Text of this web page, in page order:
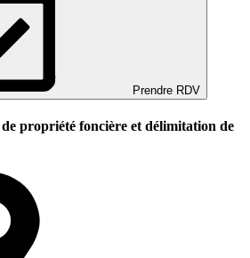
Prendre RDV
de propriété foncière et délimitation de